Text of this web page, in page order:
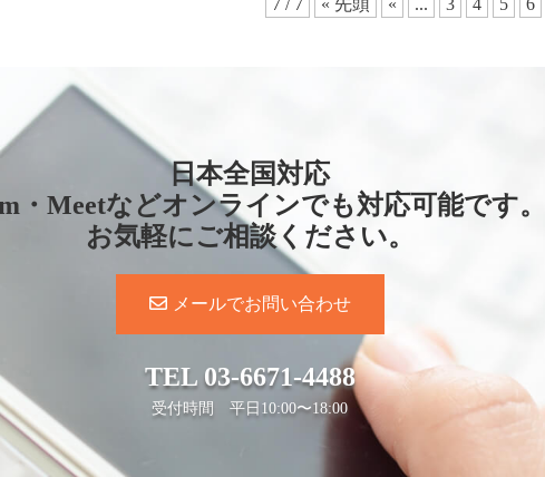
日本全国対応
・Meetなどオンラインでも対応可能です。
お気軽にご相談ください。
メールでお問い合わせ
TEL 03-6671-4488
受付時間 平日10:00〜18:00